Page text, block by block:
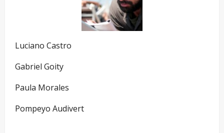
Luciano Castro
Gabriel Goity
Paula Morales
Pompeyo Audivert